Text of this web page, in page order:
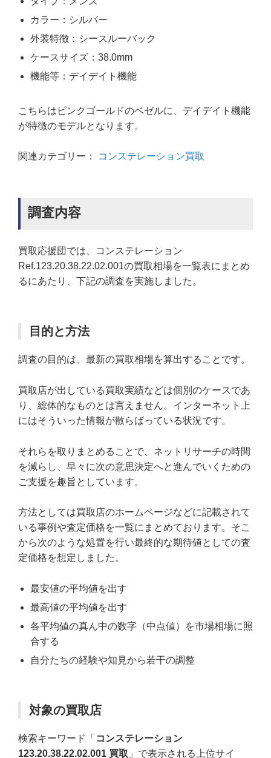
カラー：シルバー
外装特徴：シースルーバック
ケースサイズ：38.0mm
機能等：デイデイト機能
こちらはピンクゴールドのベゼルに、デイデイト機能
が特徴のモデルとなります。
関連カテゴリー： コンステレーション買取
調査内容
買取応援団では、コンステレーション
Ref.123.20.38.22.02.001の買取相場を一覧表にまとめ
るにあたり、下記の調査を実施しました。
目的と方法
調査の目的は、最新の買取相場を算出することです。
買取店が出している買取実績などは個別のケースであ
り、総体的なものとは言えません。インターネット上
にはそういった情報が散らばっている状況です。
それらを取りまとめることで、ネットリサーチの時間
を減らし、早々に次の意思決定へと進んでいくための
ご支援を趣旨としています。
方法としては買取店のホームページなどに記載されて
いる事例や査定価格を一覧にまとめております。そこ
から次のような処置を行い最終的な期待値としての査
定価格を想定しました。
最安値の平均値を出す
最高値の平均値を出す
各平均値の真ん中の数字（中点値）を市場相場に照
合する
自分たちの経験や知見から若干の調整
対象の買取店
検索キーワード「 コンステレーション
123.20.38.22.02.001 買取 」で表示される上位サイ